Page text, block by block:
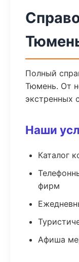
Полный
Тюмень. От
экстренных
Наши
Каталог
фирм
Афиша